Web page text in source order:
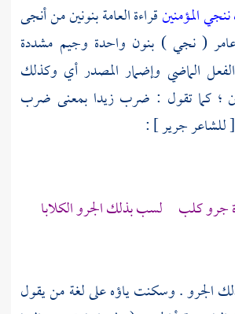
المؤمنينقراءة العامة بنونين من أنجى
( نجي ) بنون واحدة وجيم مشددة
الماضي وإضمار المصدر أي وكذلك
؛ كما تقول : ضرب زيدا بمعنى ضرب
للشاعرجرير] :
جرو كلب لسب بذلك الجرو الكلابا
الجرو . وسكنت ياؤه على لغة من يقول